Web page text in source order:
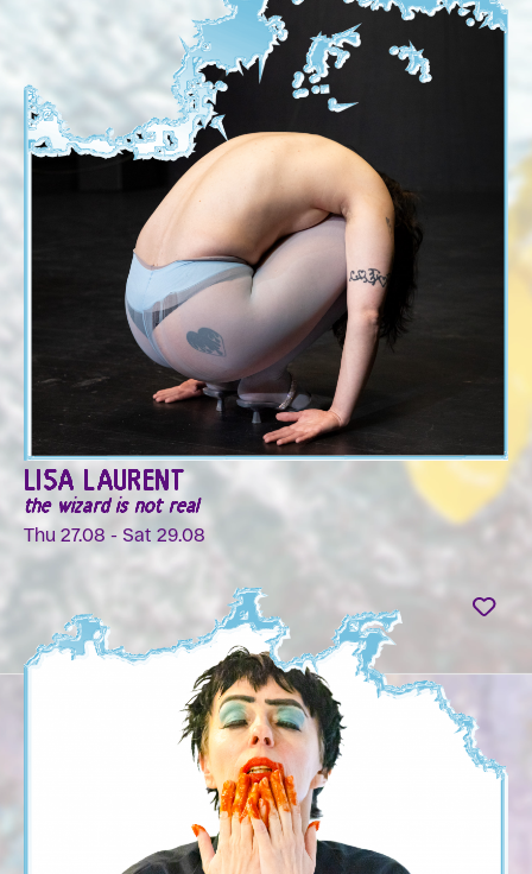
LISA LAURENT
the wizard is not real
Thu 27.08 - Sat 29.08